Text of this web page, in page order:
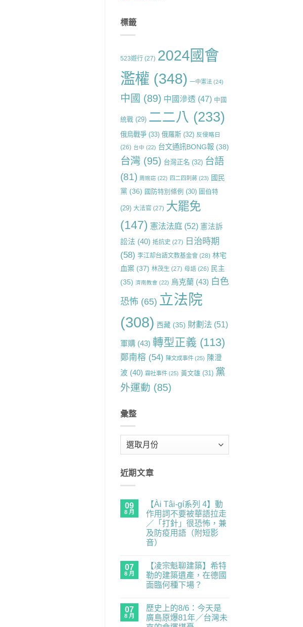
標籤
523遊行(27) 2024國會
濫權 (348) 一中憲法(24)
中國 (89) 中國滲透 (47) 中國
統戰(29) 二二八 (233)
俄烏戰爭(33) 俄羅斯(32) 反侵略日
(26) 台中 (22) 台文通訊BONG報(38)
台灣(95) 台灣正名 (32) 台語
(81) 周婉窈 (22) 四二四刺蔣(23) 國民
黨 (36) 國防特別條例 (30) 圖伯特
(29) 大法官(27) 大罷免
(147) 憲法法庭(52) 憲法訴
訟法 (40) 抵抗史 (27) 日治時期
(58) 李江却台語文教基金會(28) 林宅
血案(37) 林茂生 (27) 母語(26) 民主
(35) 濟南教會 (22) 烏克蘭(43) 白色
恐怖 (65) 立法院
(308) 西藏(35) 財劃法(51)
軍購(43) 轉型正義 (113)
鄭南榕 (54) 陳文成事件(25) 陳澄
波 (40) 霧社事件(25) 黃文雄(31) 黨
外運動 (85)
彙整
近期文章
09
8 月
【Ài Tâi-gí系列 4】動
作用詞不要被華語拉走
／「打針」很恐怖，兼
及防疫用語（附短影
音）
Tâi-
gí
系
列
作
用
詞
不
言
07
8 月
【凌宗魁聊建築】希特
勒的建築遺產，在德國
面臨何種下場？
宗
魁
聊
留
言
07
8 月
歷史上的8/6：今天是
廣島原爆81年／台灣未